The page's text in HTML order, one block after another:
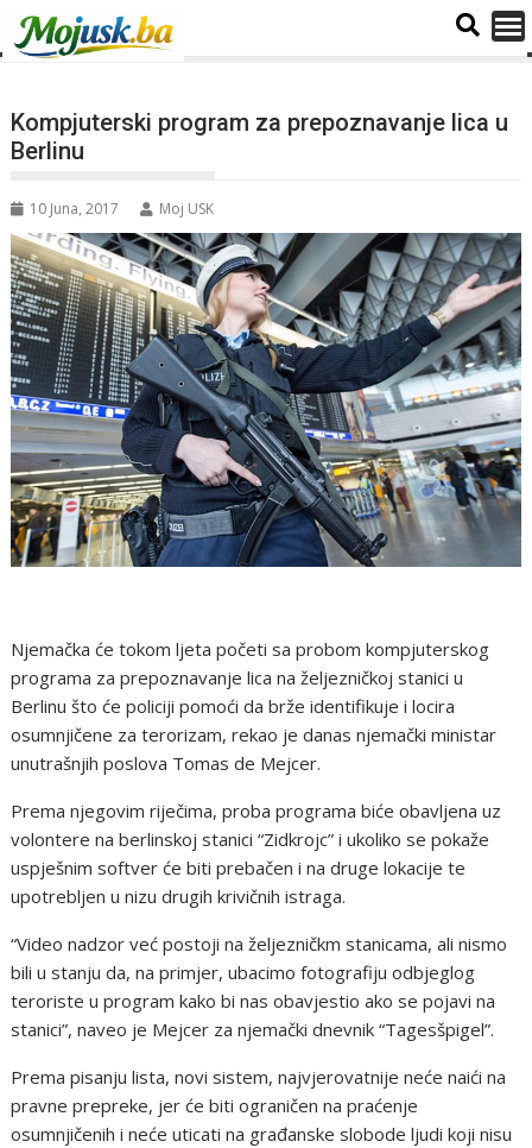
Kompjuterski program za prepoznavanje lica u
Berlinu
10 Juna, 2017 Moj USK
Njemačka će tokom ljeta početi sa probom kompjuterskog
programa za prepoznavanje lica na željezničkoj stanici u
Berlinu što će policiji pomoći da brže identifikuje i locira
osumnjičene za terorizam, rekao je danas njemački ministar
unutrašnjih poslova Tomas de Mejcer.
Prema njegovim riječima, proba programa biće obavljena uz
volontere na berlinskoj stanici “Zidkrojc” i ukoliko se pokaže
uspješnim softver će biti prebačen i na druge lokacije te
upotrebljen u nizu drugih krivičnih istraga.
“Video nadzor već postoji na željezničkm stanicama, ali nismo
bili u stanju da, na primjer, ubacimo fotografiju odbjeglog
teroriste u program kako bi nas obavjestio ako se pojavi na
stanici”, naveo je Mejcer za njemački dnevnik “Tagesšpigel”.
Prema pisanju lista, novi sistem, najvjerovatnije neće naići na
pravne prepreke, jer će biti ograničen na praćenje
osumnjičenih i neće uticati na građanske slobode ljudi koji nisu